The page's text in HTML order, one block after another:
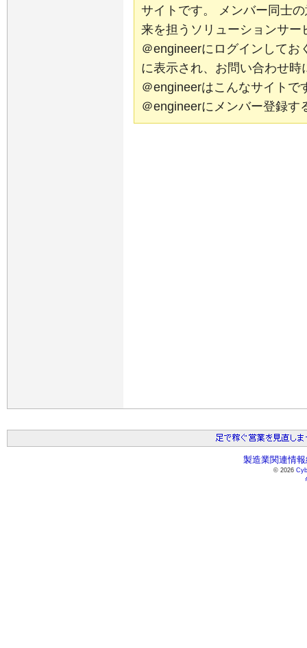
サイトです。 メンバー同士
来を担うソリューションサ
＠engineerにログインしてお
に表示され、お問い合わせ時
＠engineerはこんなサイ
＠engineerにメンバー登
製造業関連情
© 2026